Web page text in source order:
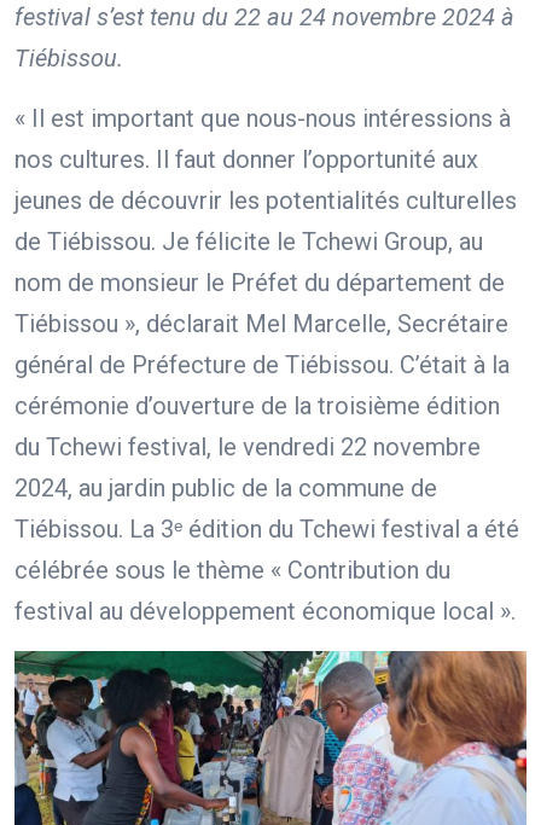
festival s’est tenu du 22 au 24 novembre 2024 à
Tiébissou.
« Il est important que nous-nous intéressions à
nos cultures. Il faut donner l’opportunité aux
jeunes de découvrir les potentialités culturelles
de Tiébissou. Je félicite le Tchewi Group, au
nom de monsieur le Préfet du département de
Tiébissou », déclarait Mel Marcelle, Secrétaire
général de Préfecture de Tiébissou. C’était à la
cérémonie d’ouverture de la troisième édition
du Tchewi festival, le vendredi 22 novembre
2024, au jardin public de la commune de
Tiébissou. La 3ᵉ édition du Tchewi festival a été
célébrée sous le thème « Contribution du
festival au développement économique local ».